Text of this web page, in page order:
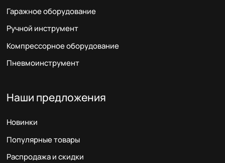
Гаражное оборудование
Ручной инструмент
Компрессорное оборудование
Пневмоинструмент
Наши предложения
Новинки
Популярные товары
Распродажа и скидки